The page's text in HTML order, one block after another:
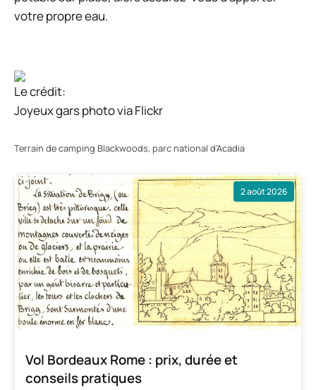
votre propre eau.
Le crédit:
Joyeux gars photo via Flickr
Terrain de camping Blackwoods, parc national d’Acadia
2 août 2026
Vol Bordeaux Rome : prix, durée et
conseils pratiques